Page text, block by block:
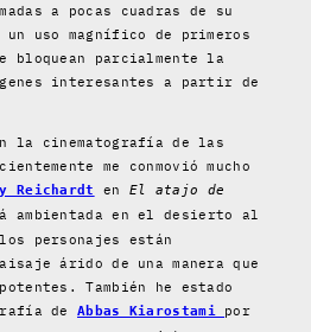
a pocas cuadras de su
uso magnífico de primeros
bloquean parcialmente la
interesantes a partir de
la cinematografía de las
me conmovió mucho
Reichardt en El atajo de
ambientada en el desierto al
personajes están
árido de una manera que
También he estado
deAbbas Kiarostami por